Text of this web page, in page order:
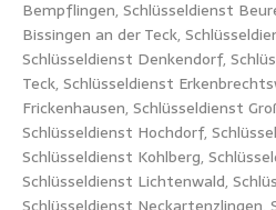
Bempflingen, Schlüsseldienst
Bissingen an der Teck,
Schlüsseldienst Denkendorf,
Teck, Schlüsseldienst
Frickenhausen, Schlüsseldienst
Schlüsseldienst Hochdorf,
Schlüsseldienst Kohlberg,
Schlüsseldienst Lichtenwald,